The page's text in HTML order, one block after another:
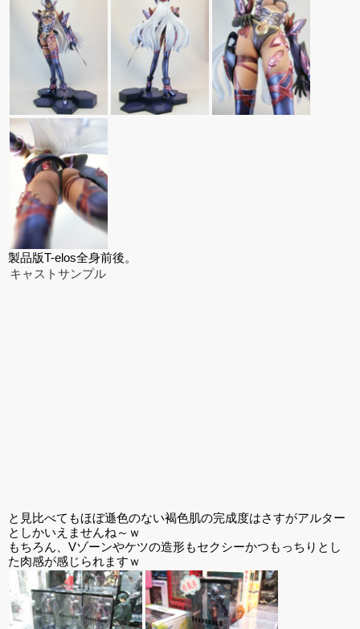
製品版T-elos全身前後。
キャストサンプル
と見比べてもほぼ遜色のない褐色肌の完成度はさすがアルター
としかいえませんね～ｗ
もちろん、Vゾーンやケツの造形もセクシーかつもっちりとし
た肉感が感じられますｗ